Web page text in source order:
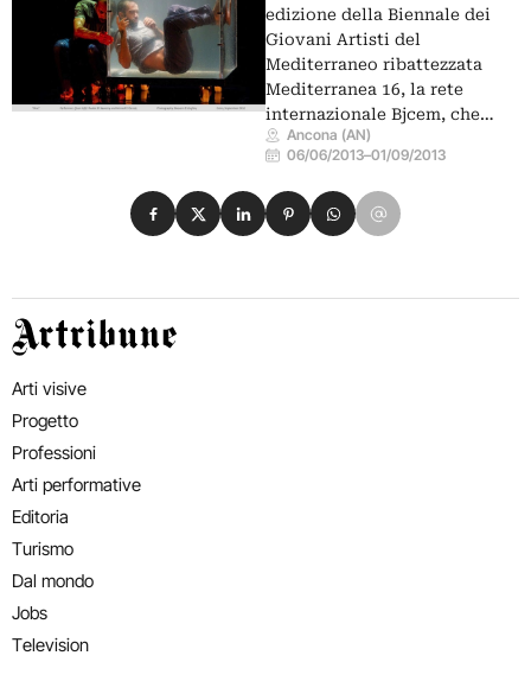
edizione della Biennale dei
Giovani Artisti del
Mediterraneo ribattezzata
Mediterranea 16, la rete
internazionale Bjcem, che…
Ancona (AN)
06/06/2013–01/09/2013
Condividi su Facebook
Condividi su X
Condividi su LinkedIn
Condividi su Pinterest
Condividi su WhatsApp
Condividi su Email
Artribune
Arti visive
Progetto
Professioni
Arti performative
Editoria
Turismo
Dal mondo
Jobs
Television